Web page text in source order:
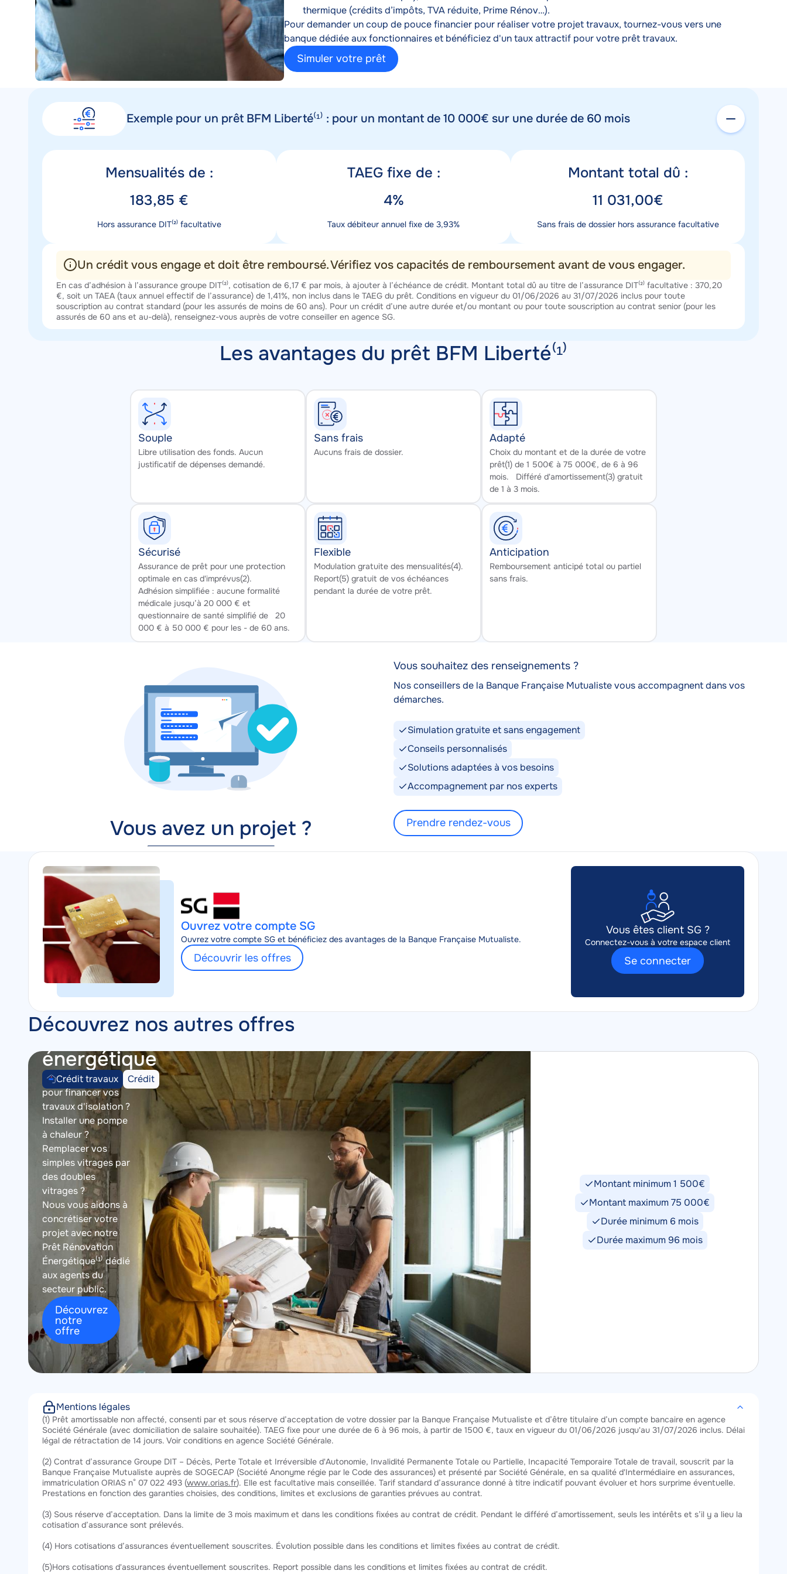
thermique (crédits d’impôts, TVA réduite, Prime Rénov…).
Pour demander un coup de pouce financier pour réaliser votre projet travaux, tournez-vous vers une
banque dédiée aux fonctionnaires et bénéficiez d'un taux attractif pour votre prêt travaux.
Simuler votre prêt
Exemple pour un prêt BFM Liberté⁽¹⁾ : pour un montant de 10 000€ sur une durée de 60 mois
Mensualités de :
mensualités
183,85 €
Hors assurance DIT⁽²⁾ facultative
TAEG fixe de :
4%
DescriptionTaux débiteur annuel fixe de 3,93%
Montant total dû :
montant
11 031,00€
Description
Sans frais de dossier hors assurance facultative
Un crédit vous engage et doit être remboursé. Vérifiez vos capacités de remboursement avant de vous engager.
Texte
En cas d’adhésion à l’assurance groupe DIT⁽²⁾, cotisation de 6,17 € par mois, à ajouter à l’échéance de crédit. Montant total dû au titre de l’assurance DIT⁽²⁾ facultative : 370,20
€, soit un TAEA (taux annuel effectif de l’assurance) de 1,41%, non inclus dans le TAEG du prêt. Conditions en vigueur du 01/06/2026 au 31/07/2026 inclus pour toute
souscription au contrat standard (pour les assurés de moins de 60 ans). Pour un crédit d’une autre durée et/ou montant ou pour toute souscription au contrat senior (pour les
assurés de 60 ans et au-delà), renseignez-vous auprès de votre conseiller en agence SG.
Les avantages du prêt BFM Liberté⁽¹⁾
Souple
Texte
Libre utilisation des fonds. Aucun
justificatif de dépenses demandé.
Sans frais
Texte
Aucuns frais de dossier.
Adapté
Texte
Choix du montant et de la durée de votre
prêt(1) de 1 500€ à 75 000€, de 6 à 96
mois. Différé d'amortissement(3) gratuit
de 1 à 3 mois.
Sécurisé
Texte
Assurance de prêt pour une protection
optimale en cas d'imprévus(2).
Adhésion simplifiée : aucune formalité
médicale jusqu’à 20 000 € et
questionnaire de santé simplifié de 20
000 € à 50 000 € pour les - de 60 ans.
Flexible
Texte
Modulation gratuite des mensualités(4).
Report(5) gratuit de vos échéances
pendant la durée de votre prêt.
Anticipation
Texte
Remboursement anticipé total ou partiel
sans frais.
Vous avez un projet ?
Vous souhaitez des renseignements ?
Nos conseillers de la Banque Française Mutualiste vous accompagnent dans vos
démarches.
Simulation gratuite et sans engagement
Conseils personnalisés
Solutions adaptées à vos besoins
Accompagnement par nos experts
Prendre rendez-vous
Ouvrez votre compte SG
Ouvrez votre compte SG et bénéficiez des avantages de la Banque Française Mutualiste.
Découvrir les offres
Vous êtes client SG ?
Connectez-vous à votre espace client
Se connecter
Découvrez nos autres offres
Image
Image
Nom
marketing
Prêt
rénovation
énergétique
Description
courte
Besoin d'un prêt
pour financer vos
travaux d'isolation ?
Installer une pompe
à chaleur ?
Remplacer vos
simples vitrages par
des doubles
vitrages ?
Nous vous aidons à
concrétiser votre
projet avec notre
Prêt Rénovation
Énergétique⁽¹⁾ dédié
aux agents du
secteur public.
Découvrez
notre
offre
Catégorie
du
produit
Crédit travaux
Type
du
produit
Crédit
Montant minimum 1 500€
Montant maximum 75 000€
Durée minimum 6 mois
Durée maximum 96 mois
Mentions légales
Texte
(1) Prêt amortissable non affecté, consenti par et sous réserve d’acceptation de votre dossier par la Banque Française Mutualiste et d’être titulaire d’un compte bancaire en agence
Société Générale (avec domiciliation de salaire souhaitée). TAEG fixe pour une durée de 6 à 96 mois, à partir de 1500 €, taux en vigueur du 01/06/2026 jusqu'au 31/07/2026 inclus. Délai
légal de rétractation de 14 jours. Voir conditions en agence Société Générale.
(2) Contrat d’assurance Groupe DIT – Décès, Perte Totale et Irréversible d'Autonomie, Invalidité Permanente Totale ou Partielle, Incapacité Temporaire Totale de travail, souscrit par la
Banque Française Mutualiste auprès de SOGECAP (Société Anonyme régie par le Code des assurances) et présenté par Société Générale, en sa qualité d'Intermédiaire en assurances,
immatriculation ORIAS n° 07 022 493 (www.orias.fr). Elle est facultative mais conseillée. Tarif standard d’assurance donné à titre indicatif pouvant évoluer et hors surprime éventuelle.
Prestations en fonction des garanties choisies, des conditions, limites et exclusions de garanties prévues au contrat.
(3) Sous réserve d’acceptation. Dans la limite de 3 mois maximum et dans les conditions fixées au contrat de crédit. Pendant le différé d’amortissement, seuls les intérêts et s’il y a lieu la
cotisation d’assurance sont prélevés.
(4) Hors cotisations d’assurances éventuellement souscrites. Évolution possible dans les conditions et limites fixées au contrat de crédit.
(5)Hors cotisations d'assurances éventuellement souscrites. Report possible dans les conditions et limites fixées au contrat de crédit.